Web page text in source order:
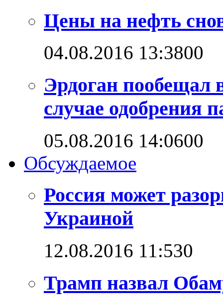
Цены на нефть
04.08.2016 13:3800
Эрдоган пообещал
случае одобрения
05.08.2016 14:0600
Обсуждаемое
Россия может
Украиной
12.08.2016 11:530
Трамп назвал